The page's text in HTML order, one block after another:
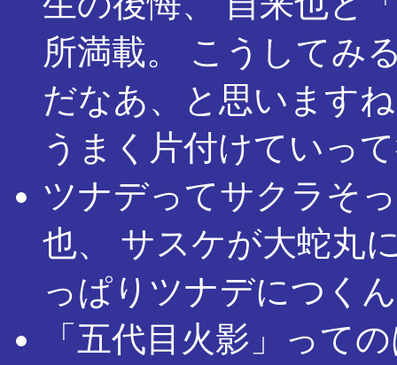
所満載。 こうしてみ
だなあ、と思います
うまく片付けていっ
ツナデってサクラそ
也、 サスケが大蛇丸
っぱりツナデにつく
「五代目火影」って